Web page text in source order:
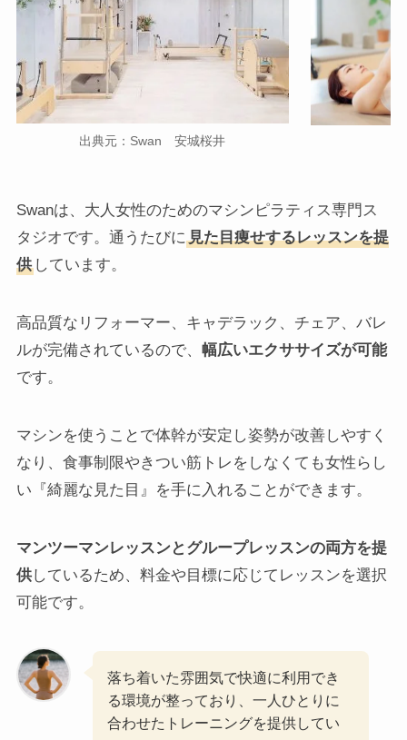
出典元：Swan 安城桜井
Swanは、大人女性のためのマシンピラティス専門ス
タジオです。通うたびに見た目痩せするレッスンを提
供しています。
高品質なリフォーマー、キャデラック、チェア、バレ
ルが完備されているので、 幅広いエクササイズが可能
です。
マシンを使うことで体幹が安定し姿勢が改善しやすく
なり、食事制限やきつい筋トレをしなくても女性らし
い『綺麗な見た目』を手に入れることができます。
マンツーマンレッスンとグループレッスンの両方を提
供しているため、料金や目標に応じてレッスンを選択
可能です。
落ち着いた雰囲気で快適に利用でき
る環境が整っており、一人ひとりに
合わせたトレーニングを提供してい